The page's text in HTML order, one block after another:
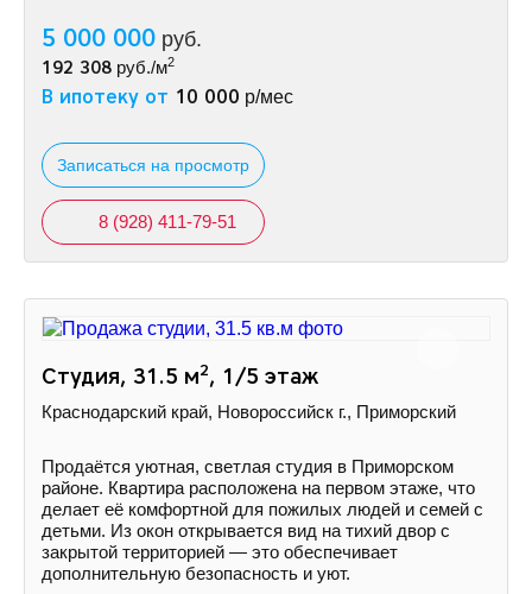
5 000 000 руб.
192 308 руб./м2
В ипотеку от 10 000 р/мес
Записаться на просмотр
8 (928) 411-79-51
Студия, 31.5 м2, 1/5 этаж
Краснодарский край, Новороссийск г., Приморский
Продаётся уютная, светлая студия в Приморском
районе. Квартира расположена на первом этаже, что
делает её комфортной для пожилых людей и семей с
детьми. Из окон открывается вид на тихий двор с
закрытой территорией — это обеспечивает
дополнительную безопасность и уют.